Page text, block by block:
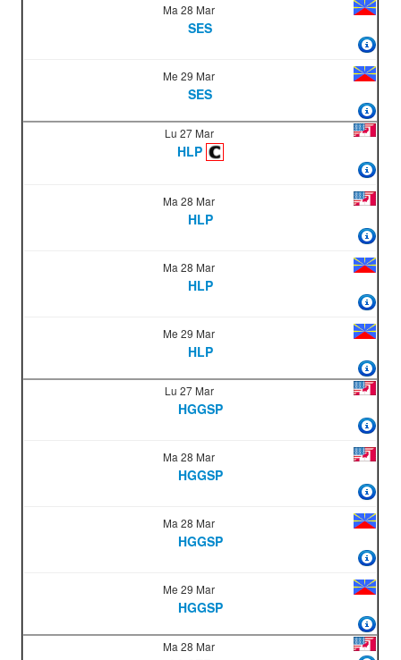
Ma 28 Mar
SES
Me 29 Mar
SES
Lu 27 Mar
HLP
Ma 28 Mar
HLP
Ma 28 Mar
HLP
Me 29 Mar
HLP
Lu 27 Mar
HGGSP
Ma 28 Mar
HGGSP
Ma 28 Mar
HGGSP
Me 29 Mar
HGGSP
Ma 28 Mar